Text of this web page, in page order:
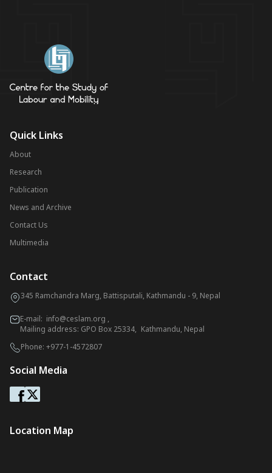
Quick Links
About
Research
Publication
News and Archive
Contact Us
Multimedia
Contact
345 Ramchandra Marg, Battisputali, Kathmandu - 9, Nepal
E-mail: info@ceslam.org ,
Mailing address: GPO Box 25334, Kathmandu, Nepal
Phone: +977-1-4572807
Social Media
Location Map